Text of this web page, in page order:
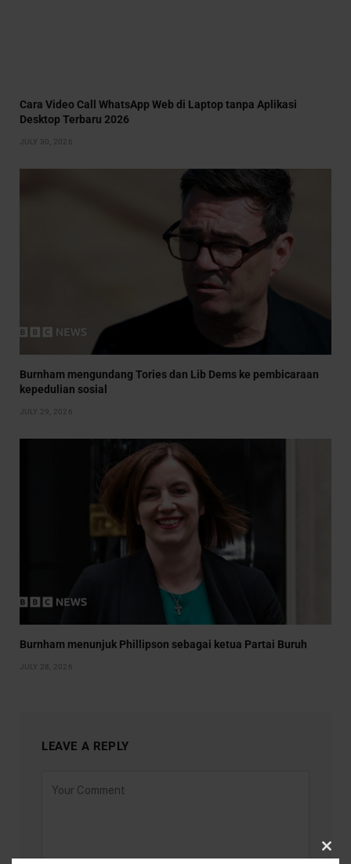
Cara Video Call WhatsApp Web di Laptop tanpa Aplikasi
Desktop Terbaru 2026
JULY 30, 2026
Burnham mengundang Tories dan Lib Dems ke pembicaraan
kepedulian sosial
JULY 29, 2026
Burnham menunjuk Phillipson sebagai ketua Partai Buruh
JULY 28, 2026
LEAVE A REPLY